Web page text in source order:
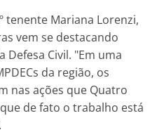
tenente Mariana Lorenzi,
vem se destacando
Defesa Civil. "Em uma
da região, os
nas ações que Quatro
de fato o trabalho está